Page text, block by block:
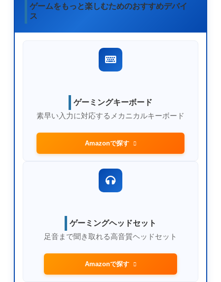
ゲームをもっと楽しむためのおすすめデバイ
ス
ゲーミングキーボード
素早い入力に対応するメカニカルキーボード
Amazonで探す
ゲーミングヘッドセット
足音まで聞き取れる高音質ヘッドセット
Amazonで探す